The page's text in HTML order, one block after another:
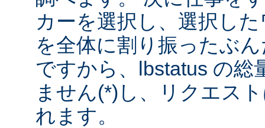
カーを選択し、選択し
を全体に割り振ったぶ
ですから、lbstatus の総
ません(*)し、リクエス
れます。